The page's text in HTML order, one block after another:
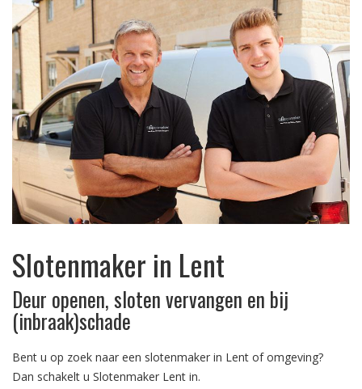
Slotenmaker in Lent
Deur openen, sloten vervangen en bij
(inbraak)schade
Bent u op zoek naar een slotenmaker in Lent of omgeving?
Dan schakelt u Slotenmaker Lent in.